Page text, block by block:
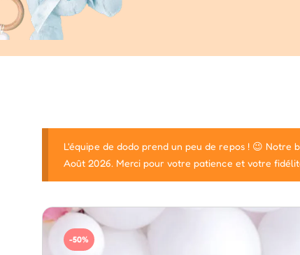
L'équipe de dodo prend un peu de repos ! 😉 Notre
Août 2026. Merci pour votre patience et votre
-50%